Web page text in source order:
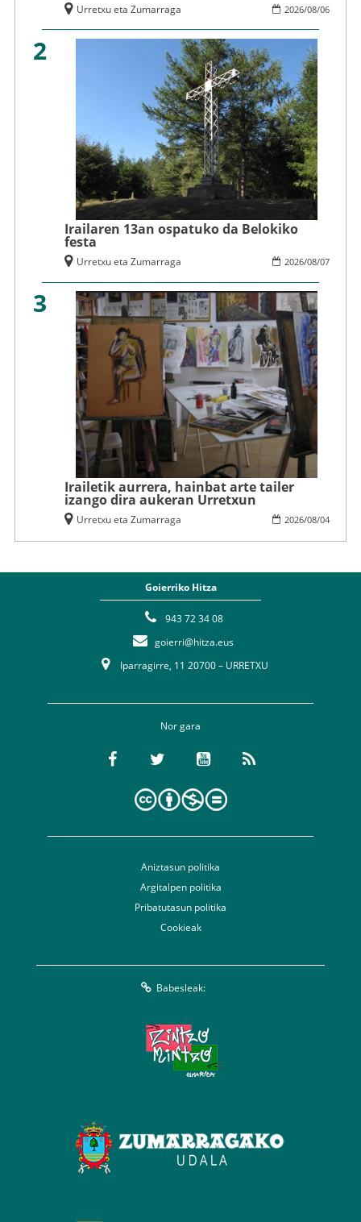
2026/08/06
Urretxu eta Zumarraga
2
Irailaren 13an ospatuko da Belokiko
festa
2026/08/07
Urretxu eta Zumarraga
3
Irailetik aurrera, hainbat arte tailer
izango dira aukeran Urretxun
2026/08/04
Urretxu eta Zumarraga
Goierriko Hitza
943 72 34 08
goierri@hitza.eus
Iparragirre, 11 20700 – URRETXU
Nor gara
Aniztasun politika
Argitalpen politika
Pribatutasun politika
Cookieak
Babesleak: